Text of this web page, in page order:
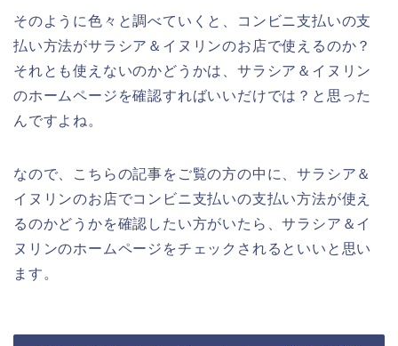
そのように色々と調べていくと、コンビニ支払いの支
払い方法がサラシア＆イヌリンのお店で使えるのか？
それとも使えないのかどうかは、サラシア＆イヌリン
のホームページを確認すればいいだけでは？と思った
んですよね。
なので、こちらの記事をご覧の方の中に、サラシア＆
イヌリンのお店でコンビニ支払いの支払い方法が使え
るのかどうかを確認したい方がいたら、サラシア＆イ
ヌリンのホームページをチェックされるといいと思い
ます。